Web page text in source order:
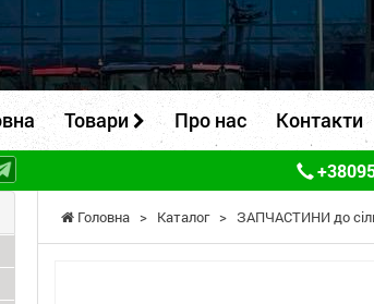
Товари Про нас Контакти
Головна > Каталог > ЗАПЧАСТИНИ до